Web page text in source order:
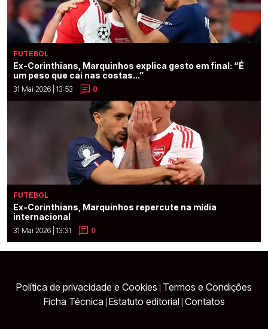
FUTEBOL
Ex-Corinthians, Marquinhos explica gesto em final: “É
um peso que cai nas costas...”
31 Mai 2026 | 13:53 0
FUTEBOL
Ex-Corinthians, Marquinhos repercute na mídia
internacional
31 Mai 2026 | 13:31 0
Política de privacidade e Cookies Termos e Condições
Ficha Técnica Estatuto editorial Contatos